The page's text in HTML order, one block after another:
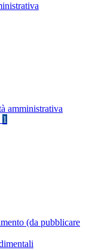
amministrativa
1
(da pubblicare